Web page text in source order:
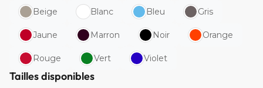
Beige Blanc Bleu Gris
Jaune Marron Noir Orange
Rouge Vert Violet
Tailles disponibles